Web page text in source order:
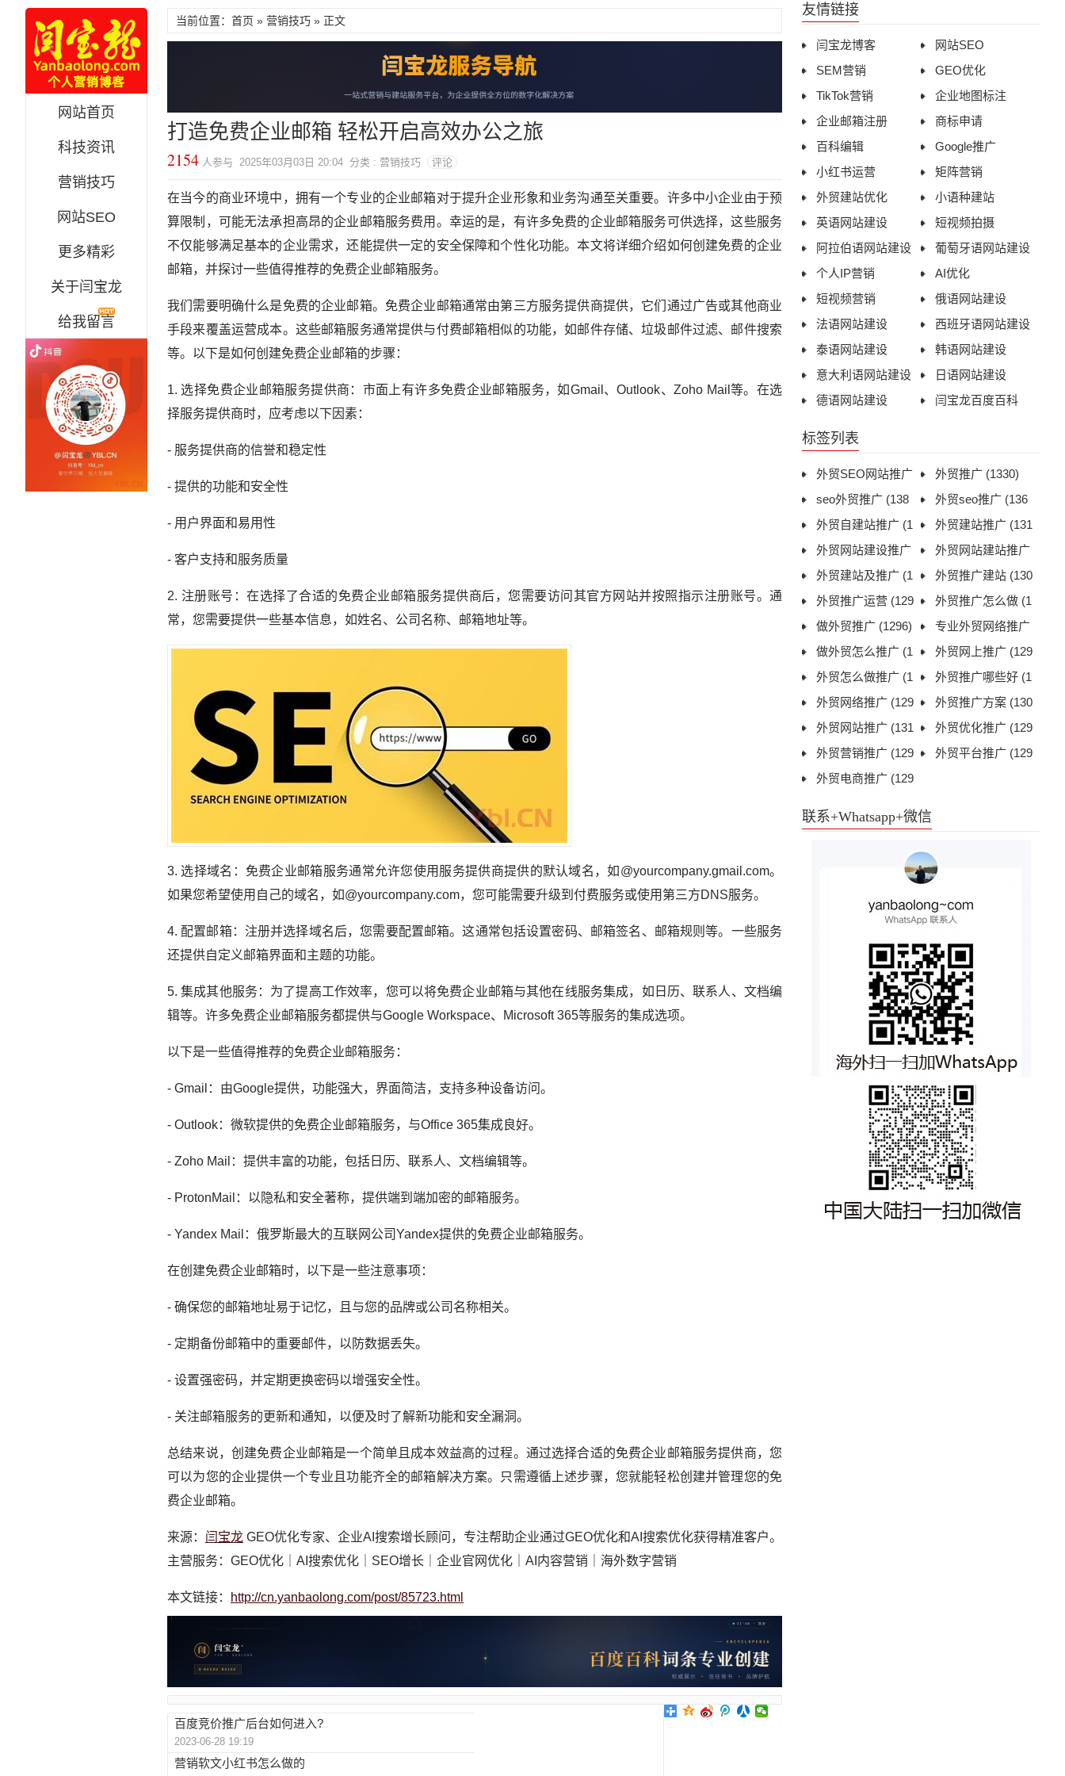
网站首页
科技资讯
营销技巧
网站SEO
更多精彩
关于闫宝龙
给我留言
当前位置：首页 » 营销技巧 » 正文
打造免费企业邮箱 轻松开启高效办公之旅
2154 人参与 2025年03月03日 20:04 分类 : 营销技巧 评论
在当今的商业环境中，拥有一个专业的企业邮箱对于提升企业形象和业务沟通至关重要。许多中小企业由于预
算限制，可能无法承担高昂的企业邮箱服务费用。幸运的是，有许多免费的企业邮箱服务可供选择，这些服务
不仅能够满足基本的企业需求，还能提供一定的安全保障和个性化功能。本文将详细介绍如何创建免费的企业
邮箱，并探讨一些值得推荐的免费企业邮箱服务。
我们需要明确什么是免费的企业邮箱。免费企业邮箱通常由第三方服务提供商提供，它们通过广告或其他商业
手段来覆盖运营成本。这些邮箱服务通常提供与付费邮箱相似的功能，如邮件存储、垃圾邮件过滤、邮件搜索
等。以下是如何创建免费企业邮箱的步骤：
1. 选择免费企业邮箱服务提供商：市面上有许多免费企业邮箱服务，如Gmail、Outlook、Zoho Mail等。在选
择服务提供商时，应考虑以下因素：
- 服务提供商的信誉和稳定性
- 提供的功能和安全性
- 用户界面和易用性
- 客户支持和服务质量
2. 注册账号：在选择了合适的免费企业邮箱服务提供商后，您需要访问其官方网站并按照指示注册账号。通
常，您需要提供一些基本信息，如姓名、公司名称、邮箱地址等。
3. 选择域名：免费企业邮箱服务通常允许您使用服务提供商提供的默认域名，如@yourcompany.gmail.com。
如果您希望使用自己的域名，如@yourcompany.com，您可能需要升级到付费服务或使用第三方DNS服务。
4. 配置邮箱：注册并选择域名后，您需要配置邮箱。这通常包括设置密码、邮箱签名、邮箱规则等。一些服务
还提供自定义邮箱界面和主题的功能。
5. 集成其他服务：为了提高工作效率，您可以将免费企业邮箱与其他在线服务集成，如日历、联系人、文档编
辑等。许多免费企业邮箱服务都提供与Google Workspace、Microsoft 365等服务的集成选项。
以下是一些值得推荐的免费企业邮箱服务：
- Gmail：由Google提供，功能强大，界面简洁，支持多种设备访问。
- Outlook：微软提供的免费企业邮箱服务，与Office 365集成良好。
- Zoho Mail：提供丰富的功能，包括日历、联系人、文档编辑等。
- ProtonMail：以隐私和安全著称，提供端到端加密的邮箱服务。
- Yandex Mail：俄罗斯最大的互联网公司Yandex提供的免费企业邮箱服务。
在创建免费企业邮箱时，以下是一些注意事项：
- 确保您的邮箱地址易于记忆，且与您的品牌或公司名称相关。
- 定期备份邮箱中的重要邮件，以防数据丢失。
- 设置强密码，并定期更换密码以增强安全性。
- 关注邮箱服务的更新和通知，以便及时了解新功能和安全漏洞。
总结来说，创建免费企业邮箱是一个简单且成本效益高的过程。通过选择合适的免费企业邮箱服务提供商，您
可以为您的企业提供一个专业且功能齐全的邮箱解决方案。只需遵循上述步骤，您就能轻松创建并管理您的免
费企业邮箱。
来源： 闫宝龙 GEO优化专家、企业AI搜索增长顾问，专注帮助企业通过GEO优化和AI搜索优化获得精准客户。
主营服务：GEO优化｜AI搜索优化｜SEO增长｜企业官网优化｜AI内容营销｜海外数字营销
本文链接： http://cn.yanbaolong.com/post/85723.html
百度竞价推广后台如何进入?
2023-06-28 19:19
营销软文小红书怎么做的
友情链接
闫宝龙博客
网站SEO
SEM营销
GEO优化
TikTok营销
企业地图标注
企业邮箱注册
商标申请
百科编辑
Google推广
小红书运营
矩阵营销
外贸建站优化
小语种建站
英语网站建设
短视频拍摄
阿拉伯语网站建设
葡萄牙语网站建设
个人IP营销
AI优化
短视频营销
俄语网站建设
法语网站建设
西班牙语网站建设
泰语网站建设
韩语网站建设
意大利语网站建设
日语网站建设
德语网站建设
闫宝龙百度百科
标签列表
外贸SEO网站推广
(1312)
外贸推广 (1330)
seo外贸推广 (138
1)
外贸seo推广 (136
9)
外贸自建站推广 (1
306)
外贸建站推广 (131
1)
外贸网站建设推广
(1306)
外贸网站建站推广
(1322)
外贸建站及推广 (1
311)
外贸推广建站 (130
6)
外贸推广运营 (129
9)
外贸推广怎么做 (1
296)
做外贸推广 (1296)
专业外贸网络推广
(1297)
做外贸怎么推广 (1
298)
外贸网上推广 (129
7)
外贸怎么做推广 (1
305)
外贸推广哪些好 (1
299)
外贸网络推广 (129
8)
外贸推广方案 (130
1)
外贸网站推广 (131
3)
外贸优化推广 (129
7)
外贸营销推广 (129
6)
外贸平台推广 (129
外贸电商推广 (129
联系+Whatsapp+微信